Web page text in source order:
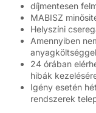
díjmentesen
MABISZ
Helyszíni
Amennyiben
24 órában
hibák
Igény esetén
rendszerek